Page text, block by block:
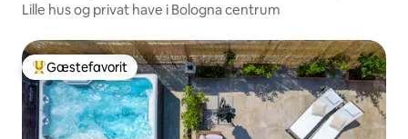
Lille hus og privat have i Bologna centrum
Bedste gæstefavorit
Gæstefavorit